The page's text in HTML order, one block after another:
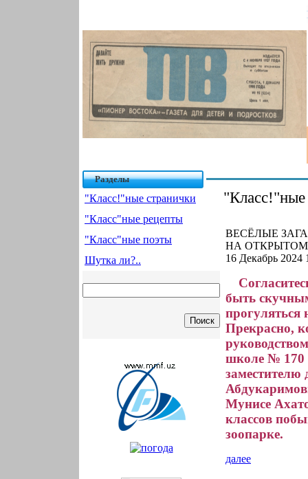
Разделы
"Класс!"ные странички
"Класс"ные рецепты
"Класс"ные поэты
Шутка ли?..
"Класс!"ные
ВЕСЁЛЫЕ
НА ОТКРЫТОМ
16 Декабрь 2024
быть
прогуляться
Прекрасно,
школе № 170
заместителю
Мунисе
классов
зоопарке.
далее